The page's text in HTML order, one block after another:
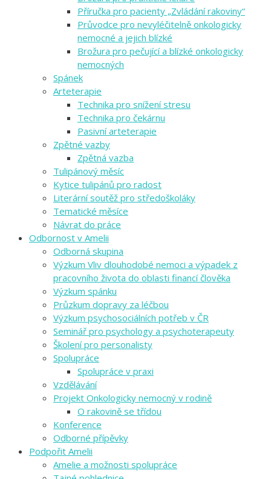
Příručka pro pacienty „Zvládání rakoviny“
Průvodce pro nevyléčitelně onkologicky
nemocné a jejich blízké
Brožura pro pečující a blízké onkologicky
nemocných
Spánek
Arteterapie
Technika pro snížení stresu
Technika pro čekárnu
Pasivní arteterapie
Zpětné vazby
Zpětná vazba
Tulipánový měsíc
Kytice tulipánů pro radost
Literární soutěž pro středoškoláky
Tematické měsíce
Návrat do práce
Odbornost v Amelii
Odborná skupina
Výzkum Vliv dlouhodobé nemoci a výpadek z
pracovního života do oblasti financí člověka
Výzkum spánku
Průzkum dopravy za léčbou
Výzkum psychosociálních potřeb v ČR
Seminář pro psychology a psychoterapeuty
Školení pro personalisty
Spolupráce
Spolupráce v praxi
Vzdělávání
Projekt Onkologicky nemocný v rodině
O rakovině se třídou
Konference
Odborné přípěvky
Podpořit Amelii
Amelie a možnosti spolupráce